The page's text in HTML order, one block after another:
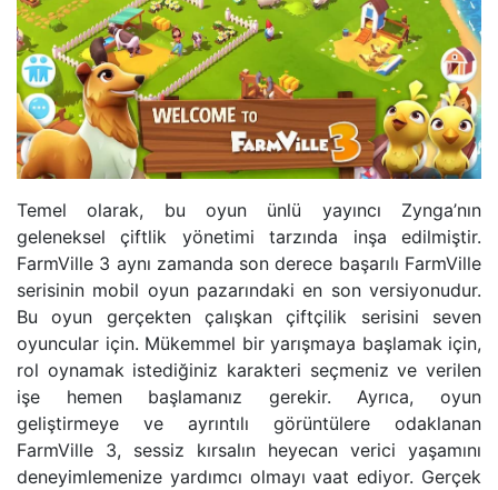
Temel olarak, bu oyun ünlü yayıncı Zynga’nın
geleneksel çiftlik yönetimi tarzında inşa edilmiştir.
FarmVille 3 aynı zamanda son derece başarılı FarmVille
serisinin mobil oyun pazarındaki en son versiyonudur.
Bu oyun gerçekten çalışkan çiftçilik serisini seven
oyuncular için. Mükemmel bir yarışmaya başlamak için,
rol oynamak istediğiniz karakteri seçmeniz ve verilen
işe hemen başlamanız gerekir. Ayrıca, oyun
geliştirmeye ve ayrıntılı görüntülere odaklanan
FarmVille 3, sessiz kırsalın heyecan verici yaşamını
deneyimlemenize yardımcı olmayı vaat ediyor. Gerçek